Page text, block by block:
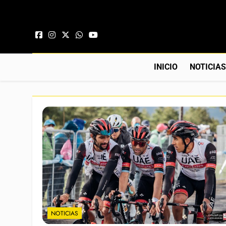
INICIO NOTICIAS
NOTICIAS